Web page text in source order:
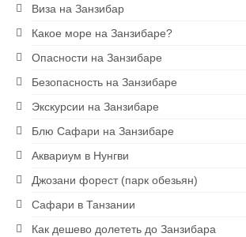
Виза на Занзибар
Какое море на Занзибаре?
Опасности на Занзибаре
Безопасность на Занзибаре
Экскурсии на Занзибаре
Блю Сафари на Занзибаре
Аквариум в Нунгви
Джозани форест (парк обезьян)
Сафари в Танзании
Как дешево долететь до Занзибара